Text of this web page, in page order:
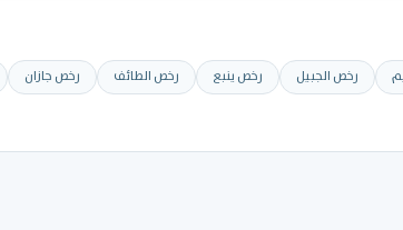
رخص الجبيل رخص ينبع رخص الطائف رخص جازان